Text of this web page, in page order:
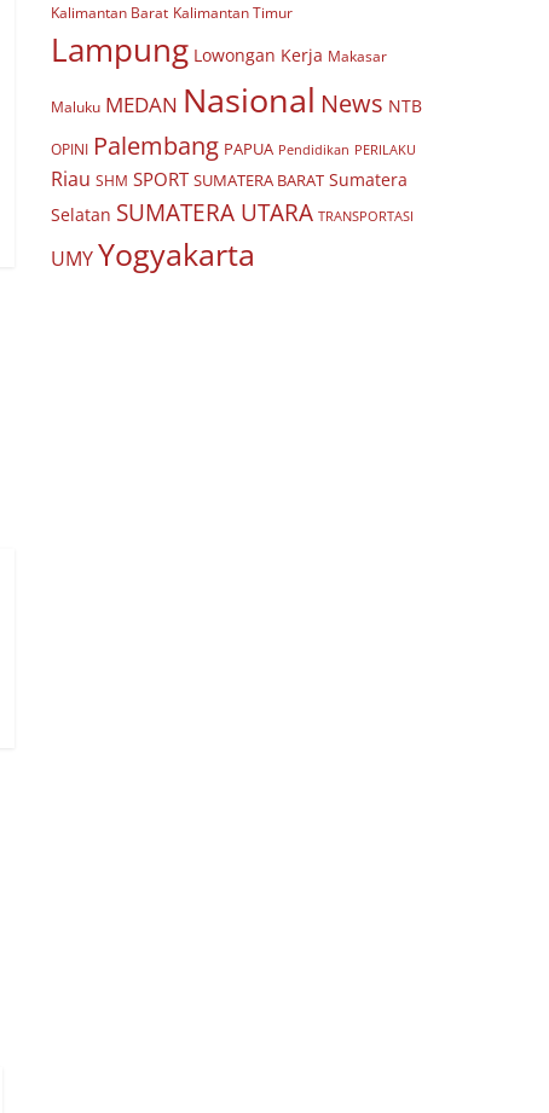
Kalimantan Barat Kalimantan Timur
Lampung Lowongan Kerja Makasar
Maluku MEDAN Nasional News NTB
OPINI Palembang PAPUA Pendidikan PERILAKU
Riau SHM SPORT SUMATERA BARAT Sumatera
Selatan SUMATERA UTARA TRANSPORTASI
UMYYogyakarta